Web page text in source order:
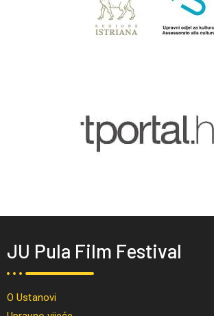
JU Pula Film Festival
O Ustanovi